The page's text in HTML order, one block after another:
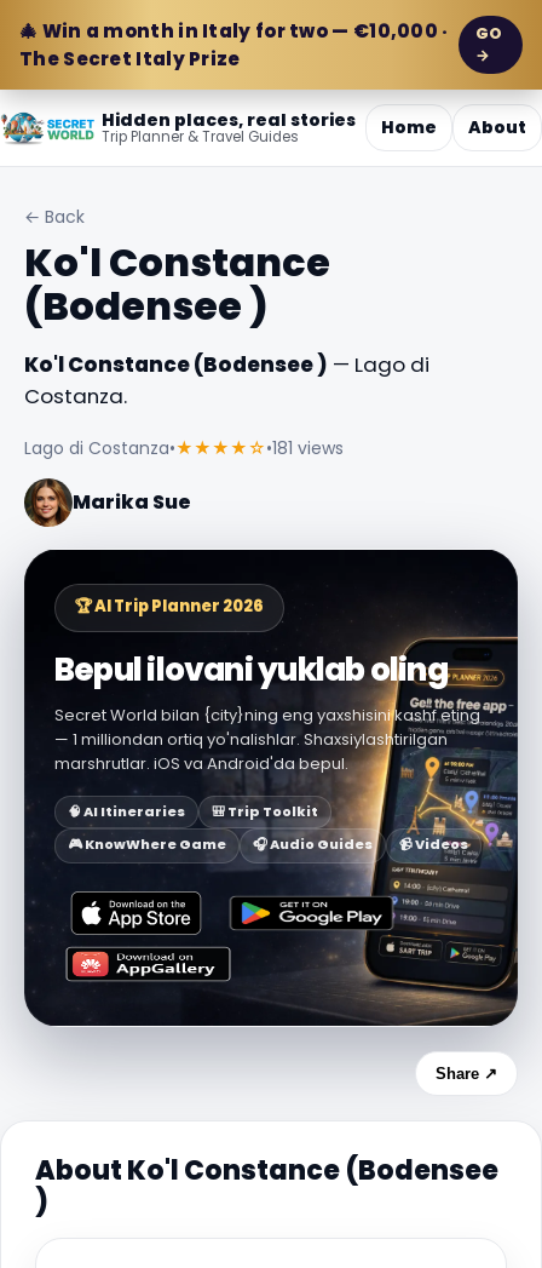
🎄 Win a month in Italy for two — €10,000 ·
The Secret Italy Prize
GO
→
Hidden places, real stories
Trip Planner & Travel Guides Home About
← Back
Ko'l Constance
(Bodensee )
Ko'l Constance (Bodensee ) — Lago di
Costanza.
Lago di Costanza•★★★★☆•181 views
Marika Sue
🏆 AI Trip Planner 2026
Bepul ilovani yuklab oling
Secret World bilan {city}ning eng yaxshisini kashf eting
— 1 milliondan ortiq yo'nalishlar. Shaxsiylashtirilgan
marshrutlar. iOS va Android'da bepul.
🧠 AI Itineraries
🎒 Trip Toolkit
🎮 KnowWhere Game
🎧 Audio Guides 📹 Videos
Share ↗
About Ko'l Constance (Bodensee
)